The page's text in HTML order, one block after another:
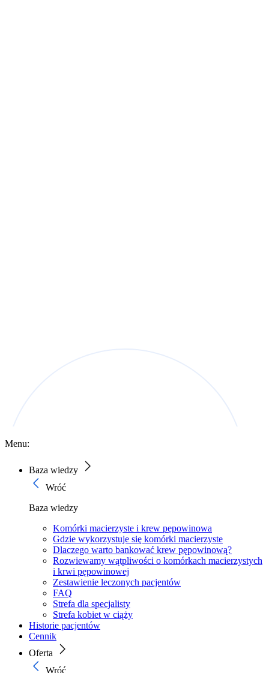
Menu:
Baza wiedzy
Wróć
Baza wiedzy
Komórki macierzyste i krew pępowinowa
Gdzie wykorzystuje się komórki macierzyste
Dlaczego warto bankować krew pępowinową?
Rozwiewamy wątpliwości o komórkach macierzystych
i krwi pępowinowej
Zestawienie leczonych pacjentów
FAQ
Strefa dla specjalisty
Strefa kobiet w ciąży
Historie pacjentów
Cennik
Oferta
Wróć